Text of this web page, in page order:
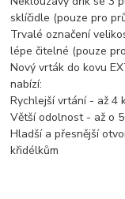
sklíčidle (pouze pro
Trvalé označení
lépe čitelné (pouze
Nový vrták do kovu
nabízí:
Rychlejší vrtání - až 4
Větší odolnost - až o
Hladší a přesnější
křidélkům